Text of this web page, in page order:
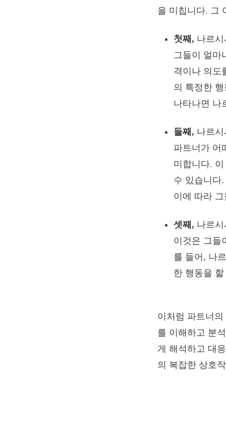
을 미칩니다. 그
첫째, 나르
그들이 얼마
격이나 의도
의 특정한
나타나면 나
둘째, 나르
파트너가 어
미합니다.
수 있습니다
이에 따라
셋째, 나르
이것은 그들
를 들어, 나
한 행동을
이처럼 파트너
를 이해하고 분
게 해석하고 대
의 복잡한 상호